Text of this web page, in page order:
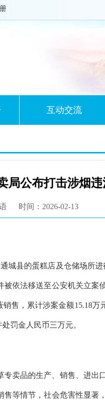
互动交流
局公布打击涉烟
时间：2026-02-13
城县的蛋糕店及仓储场所
被依法移送至公安机关立
售，累计涉案金额15.18万
罚金人民币三万元。
卖品的生产、销售、进出
等情节，社会危害性显著